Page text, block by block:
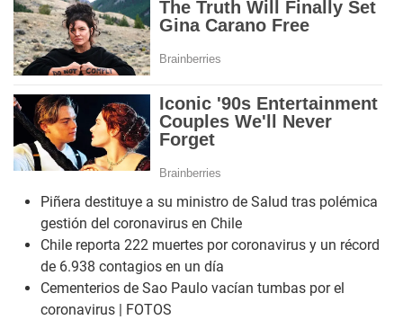
Piñera destituye a su ministro de Salud tras polémica
gestión del coronavirus en Chile
Chile reporta 222 muertes por coronavirus y un récord
de 6.938 contagios en un día
Cementerios de Sao Paulo vacían tumbas por el
coronavirus | FOTOS